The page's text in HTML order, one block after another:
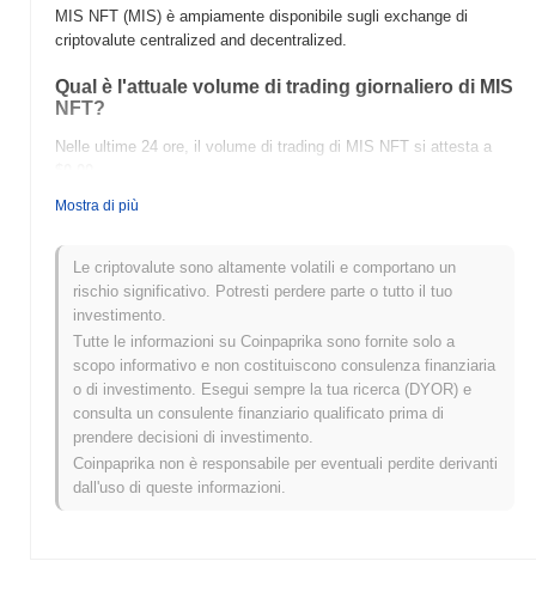
MIS NFT (MIS) è ampiamente disponibile sugli exchange di
criptovalute centralized and decentralized.
Qual è l'attuale volume di trading giornaliero di MIS
NFT?
Nelle ultime 24 ore, il volume di trading di MIS NFT si attesta a
Qual è lo storico della fascia di prezzo di MIS NFT?
Massimo Storico (ATH):
Minimo Storico (ATL):
ATH .
Come si sta comportando MIS NFT rispetto al
mercato crypto più ampio?
Negli ultimi 7 giorni, MIS NFT ha guadagnato0.00%, superando il
mercato crypto complessivo che ha registrato un calo del
Ciò indica una forte performance nell'azione del prezzo di MIS
Mostra di più
Le criptovalute sono altamente volatili e comportano un
rischio significativo. Potresti perdere parte o tutto il tuo
investimento.
Tutte le informazioni su Coinpaprika sono fornite solo a
scopo informativo e non costituiscono consulenza finanziaria
o di investimento. Esegui sempre la tua ricerca (DYOR) e
consulta un consulente finanziario qualificato prima di
prendere decisioni di investimento.
Coinpaprika non è responsabile per eventuali perdite derivanti
dall'uso di queste informazioni.